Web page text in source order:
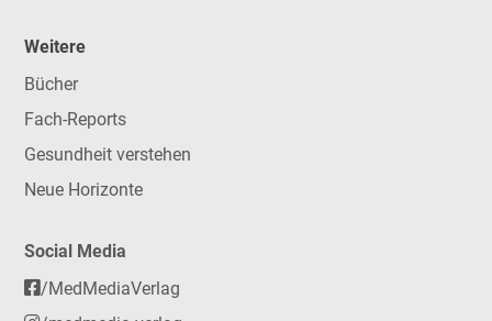
Weitere
Bücher
Fach-Reports
Gesundheit verstehen
Neue Horizonte
Social Media
/MedMediaVerlag